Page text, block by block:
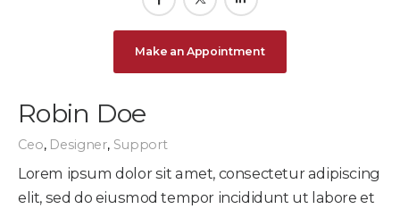
Make an Appointment
Robin Doe
Ceo, Designer, Support
Lorem ipsum dolor sit amet, consectetur adipiscing
elit, sed do eiusmod tempor incididunt ut labore et